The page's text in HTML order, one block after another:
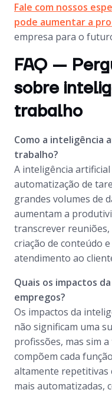
Fale com nossos
pode aumentar a
empresa para o
FAQ —
sobre
trabalho
Como a inteligência
trabalho?
A inteligência
automatização de
grandes volumes de
aumentam a
transcrever
criação de conteúdo
atendimento ao
Quais os impactos
empregos?
Os impactos da
não significam uma
profissões, mas sim
compõem cada
altamente repetitivas
mais automatizadas,